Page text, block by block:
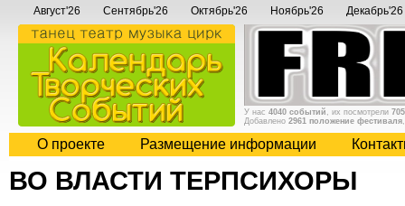
Август'26 Сентябрь'26 Октябрь'26 Ноябрь'26 Декабрь'26
У нас 4040 событий , их посмотрели
Добавлено 2961 положение фестиваля
О проекте Размещение информации
ВО ВЛАСТИ ТЕРПСИХОРЫ